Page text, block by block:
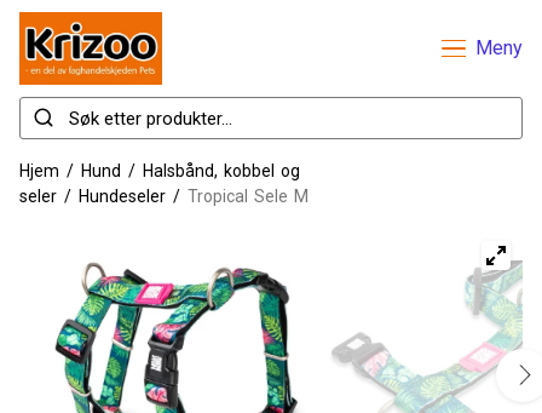
Meny
Hjem / Hund / Halsbånd, kobbel og
seler / Hundeseler / Tropical Sele M